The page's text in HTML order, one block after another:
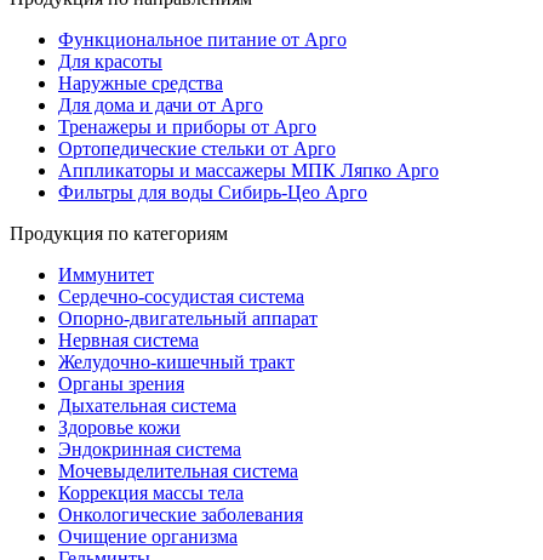
Функциональное питание от Арго
Для красоты
Наружные средства
Для дома и дачи от Арго
Тренажеры и приборы от Арго
Ортопедические стельки от Арго
Аппликаторы и массажеры МПК Ляпко Арго
Фильтры для воды Сибирь-Цео Арго
Продукция по категориям
Иммунитет
Сердечно-сосудистая система
Опорно-двигательный аппарат
Нервная система
Желудочно-кишечный тракт
Органы зрения
Дыхательная система
Здоровье кожи
Эндокринная система
Мочевыделительная система
Коррекция массы тела
Онкологические заболевания
Очищение организма